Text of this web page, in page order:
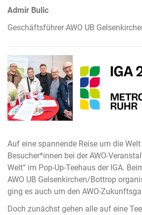
Admir Bulic
Geschäftsführer AWO UB
Auf eine spannende Reise um die
Besucher*innen bei der AWO-
Welt“ im Pop-Up-Teehaus der IGA.
AWO UB Gelsenkirchen/Bottrop
ging es auch um den AWO-
Doch zunächst gehen alle auf eine